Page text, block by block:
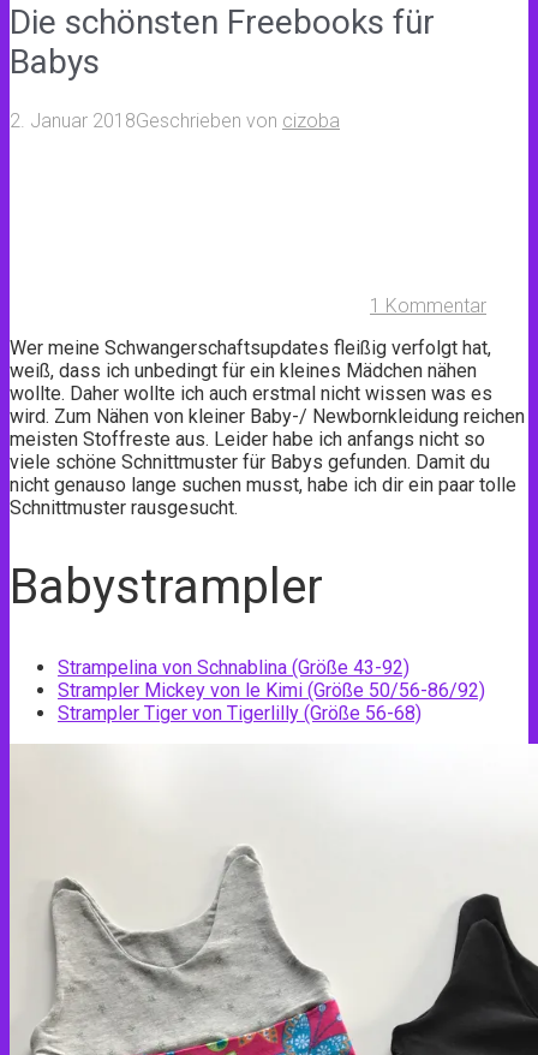
Die schönsten Freebooks für
Babys
2. Januar 2018Geschrieben von cizoba
1 Kommentar
Wer meine Schwangerschaftsupdates fleißig verfolgt hat,
weiß, dass ich unbedingt für ein kleines Mädchen nähen
wollte. Daher wollte ich auch erstmal nicht wissen was es
wird. Zum Nähen von kleiner Baby-/ Newbornkleidung reichen
meisten Stoffreste aus. Leider habe ich anfangs nicht so
viele schöne Schnittmuster für Babys gefunden. Damit du
nicht genauso lange suchen musst, habe ich dir ein paar tolle
Schnittmuster rausgesucht.
Babystrampler
Strampelina von Schnablina (Größe 43-92)
Strampler Mickey von le Kimi (Größe 50/56-86/92)
Strampler Tiger von Tigerlilly (Größe 56-68)